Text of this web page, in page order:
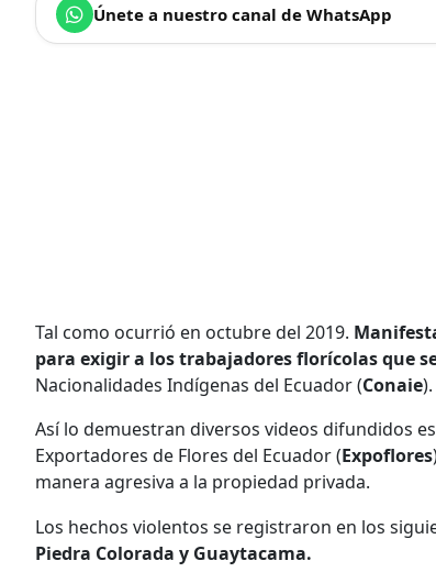
Únete a nuestro canal de WhatsApp
Tal como ocurrió en octubre del 2019.
para exigir a los trabajadores florícolas que
Nacionalidades Indígenas del Ecuador (Conaie).
Así lo demuestran diversos videos difundidos
Exportadores de Flores del Ecuador (Expoflores
manera agresiva a la propiedad privada.
Los hechos violentos se registraron en los
Piedra Colorada y Guaytacama.